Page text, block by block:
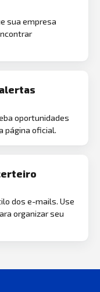
sua empresa
oportunidades
página oficial.
dos e-mails. Use
organizar seu